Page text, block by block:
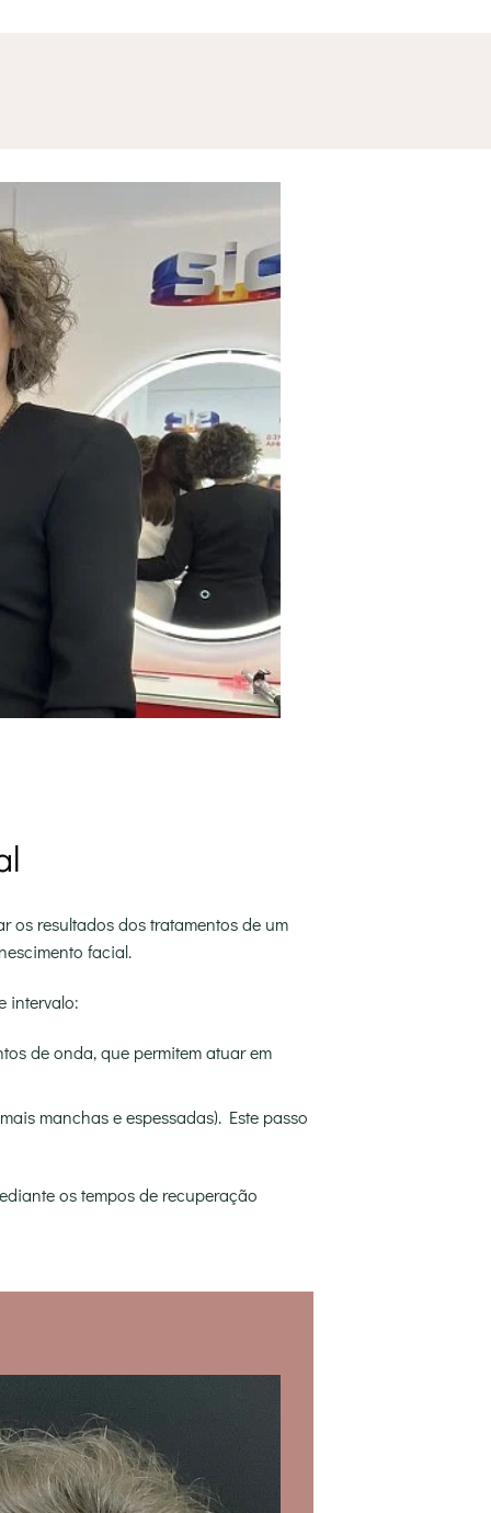
os resultados dos tratamentos de um
facial.
intervalo:
de onda, que permitem atuar em
manchas e espessadas). Este passo
os tempos de recuperação